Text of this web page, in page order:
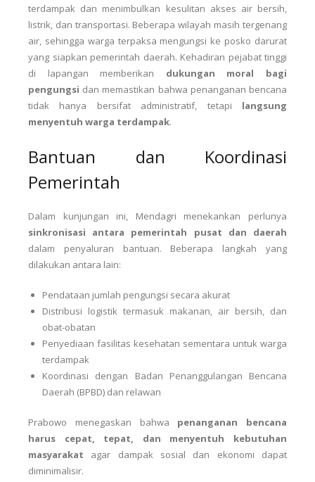
terdampak dan menimbulkan kesulitan akses air bersih,
listrik, dan transportasi. Beberapa wilayah masih tergenang
air, sehingga warga terpaksa mengungsi ke posko darurat
yang siapkan pemerintah daerah. Kehadiran pejabat tinggi
di lapangan memberikan dukungan moral bagi
pengungsi dan memastikan bahwa penanganan bencana
tidak hanya bersifat administratif, tetapi langsung
menyentuh warga terdampak.
Bantuan dan Koordinasi
Pemerintah
Dalam kunjungan ini, Mendagri menekankan perlunya
sinkronisasi antara pemerintah pusat dan daerah
dalam penyaluran bantuan. Beberapa langkah yang
dilakukan antara lain:
Pendataan jumlah pengungsi secara akurat
Distribusi logistik termasuk makanan, air bersih, dan
obat-obatan
Penyediaan fasilitas kesehatan sementara untuk warga
terdampak
Koordinasi dengan Badan Penanggulangan Bencana
Daerah (BPBD) dan relawan
Prabowo menegaskan bahwa penanganan bencana
harus cepat, tepat, dan menyentuh kebutuhan
masyarakat agar dampak sosial dan ekonomi dapat
diminimalisir.